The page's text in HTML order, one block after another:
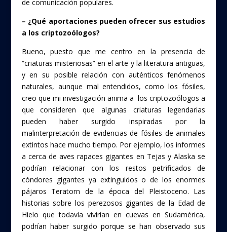
de comunicación populares.
– ¿Qué aportaciones pueden ofrecer sus estudios
a los criptozoólogos?
Bueno, puesto que me centro en la presencia de
“criaturas misteriosas” en el arte y la literatura antiguas,
y en su posible relación con auténticos fenómenos
naturales, aunque mal entendidos, como los fósiles,
creo que mi investigación anima a los criptozoólogos a
que consideren que algunas criaturas legendarias
pueden haber surgido inspiradas por la
malinterpretación de evidencias de fósiles de animales
extintos hace mucho tiempo. Por ejemplo, los informes
a cerca de aves rapaces gigantes en Tejas y Alaska se
podrían relacionar con los restos petrificados de
cóndores gigantes ya extinguidos o de los enormes
pájaros Teratorn de la época del Pleistoceno. Las
historias sobre los perezosos gigantes de la Edad de
Hielo que todavía vivirían en cuevas en Sudamérica,
podrían haber surgido porque se han observado sus